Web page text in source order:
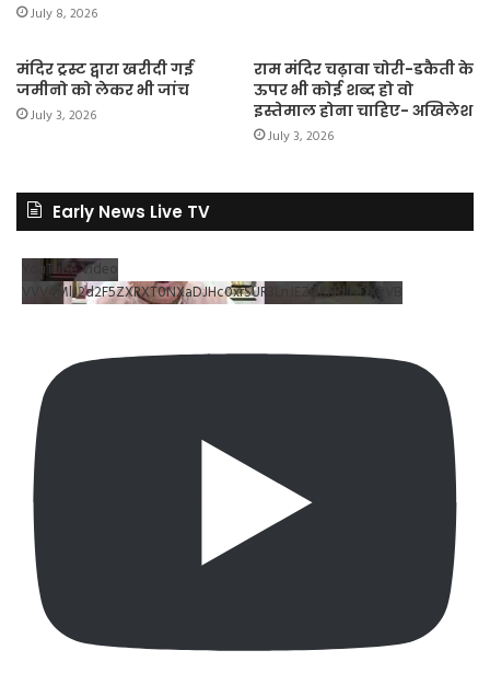
July 8, 2026
मंदिर ट्रस्ट द्वारा खरीदी गई
जमीनो को लेकर भी जांच
July 3, 2026
राम मंदिर चढ़ावा चोरी-डकैती के
ऊपर भी कोई शब्द हो वो
इस्तेमाल होना चाहिए- अखिलेश
July 3, 2026
Early News Live TV
YouTube Video
VVV4MlJ2d2F5ZXRXT0NXaDJHc0xrSUR3LnJEZDRNdlNDX2VB